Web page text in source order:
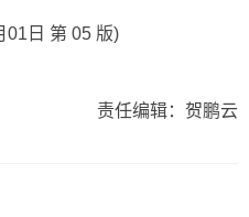
01日 第 05 版)
责任编辑：贺鹏云